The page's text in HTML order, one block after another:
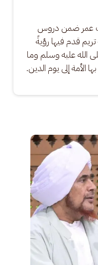
عمر ضمن دروس
قدم فيها رؤيةً
الله عليه وسلم وما
إلى يوم الدين.